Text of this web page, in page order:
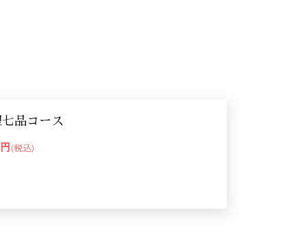
品コース
(税込)